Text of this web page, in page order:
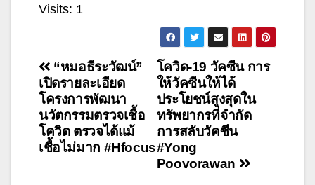
Visits: 1
แนะแนว
เรื่อง
โควิด-19 วัคซีน การ
ให้วัคซีนให้ได้
ประโยชน์สูงสุดใน
ทรัพยากรที่จำกัด
การสลับวัคซีน
#Yong
Poovorawan
“หมอธีระวัฒน์”
เปิดรายละเอียด
โครงการพัฒนา
นวัตกรรมตรวจเชื้อ
โควิด ตรวจได้แม้
เชื้อไม่มาก #Hfocus